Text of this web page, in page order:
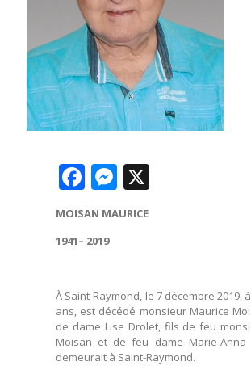
Facebook
Messenger
MOISAN MAURICE
1941– 2019
À Saint-Raymond, le 7 décembre 2019,
ans, est décédé monsieur Maurice
de dame Lise Drolet, fils de feu
Moisan et de feu dame Marie-Anna
demeurait à Saint-Raymond.